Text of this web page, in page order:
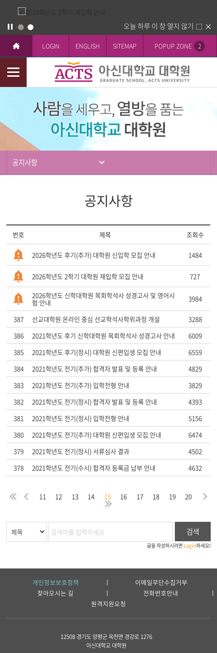
오늘 하루 이 창 열지 않기
LOGIN ENGLISH SITEMAP POPUP ZONE 2
모
바
공지사항
공지사항
번호 제목 조회수
2026학년도 후기(추가) 대학원 신입학 모집 안내 1484
2026학년도 2학기 대학원 재입학 모집 안내 727
2026학년도 신학대학원 목회학석사 성경고사 및 영어시
험 안내 3984
387 선교대학원 온라인 중심 선교학석사학위과정 개설
3288
386
2021학년도 후기 신학대학원 목회학석사 성경고사 안내
6009
385
2021학년도 후기(정시) 대학원 신편입생 모집 안내
6559
384
2021학년도 전기(추가) 합격자 발표 및 등록 안내
4829
383
2021학년도 전기(추가) 입학전형 안내
3829
382
2021학년도 전기(정시) 합격자 발표 및 등록 안내
4393
381
2021학년도 전기(정시) 입학전형 안내
5156
380
2021학년도 전기(추가) 대학원 신편입생 모집 안내
6474
379
2021학년도 전기(정시) 서류심사 결과
4502
378
2021학년도 전기(수시) 합격자 등록금 납부 안내 4632
처
음
이 11 12 13 14 15 16 17 18 19 20 다
마
지
검색
글을 작성하시려면 Login하세요!
개인정보보호정책
이메일무단수집거부
찾아오시는 길
전화번호안내
원격지원요청
12508 경기도 양평군 옥천면 경강로 1276
아신대학교 대학원